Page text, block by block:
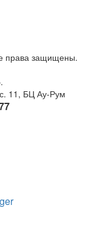
права защищены.
11, БЦ Ау-Рум